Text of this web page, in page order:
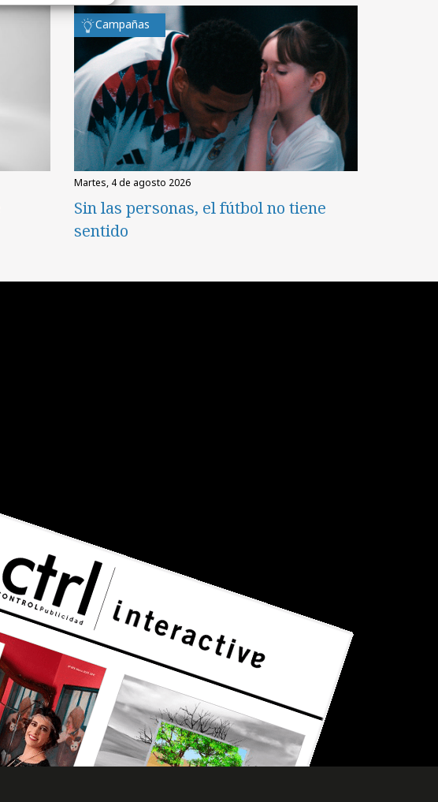
Campañas
martes, 4 de agosto 2026
Sin las personas, el fútbol no tiene
sentido